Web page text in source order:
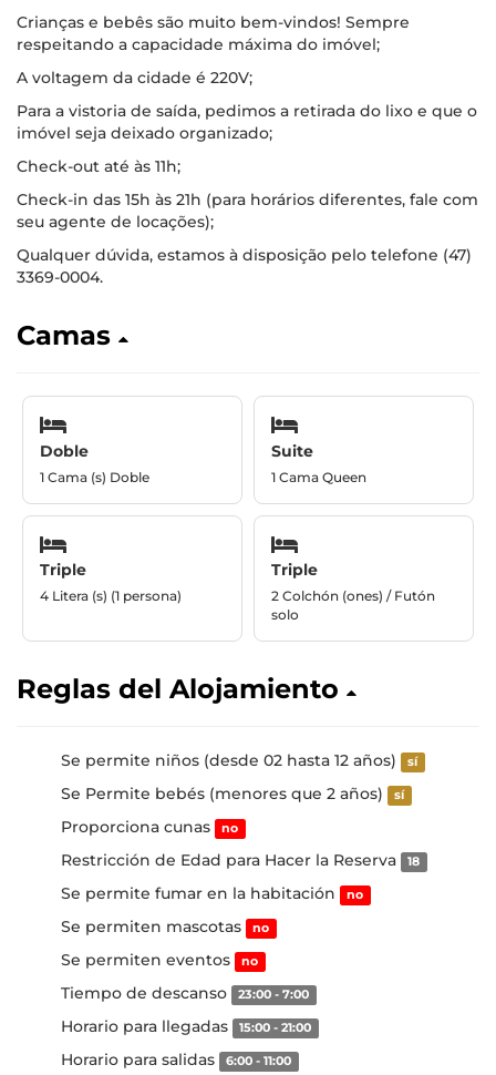
Crianças e bebês são muito bem-vindos! Sempre
respeitando a capacidade máxima do imóvel;
A voltagem da cidade é 220V;
Para a vistoria de saída, pedimos a retirada do lixo e que o
imóvel seja deixado organizado;
Check-out até às 11h;
Check-in das 15h às 21h (para horários diferentes, fale com
seu agente de locações);
Qualquer dúvida, estamos à disposição pelo telefone (47)
3369-0004.
Camas
Doble
1 Cama (s) Doble
Suite
1 Cama Queen
Triple
4 Litera (s) (1 persona)
Triple
2 Colchón (ones) / Futón
solo
Reglas del Alojamiento
Se permite niños (desde 02 hasta 12 años) sí
Se Permite bebés (menores que 2 años) sí
Proporciona cunas no
Restricción de Edad para Hacer la Reserva 18
Se permite fumar en la habitación no
Se permiten mascotas no
Se permiten eventos no
Tiempo de descanso 23:00 - 7:00
Horario para llegadas 15:00 - 21:00
Horario para salidas 6:00 - 11:00